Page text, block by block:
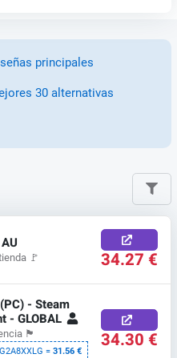
principales
30 alternativas
🚩 34.27 €
- Steam
- GLOBAL
🏴
=31.56 € 34.30 €